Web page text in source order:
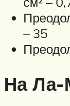
– 35
На